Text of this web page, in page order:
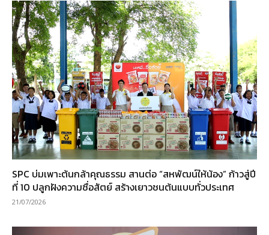
SPC บ่มเพาะต้นกล้าคุณธรรม สานต่อ “สหพัฒน์ให้น้อง” ก้าวสู่ปี
ที่ 10 ปลูกฝังความซื่อสัตย์ สร้างเยาวชนต้นแบบทั่วประเทศ
21/07/2026